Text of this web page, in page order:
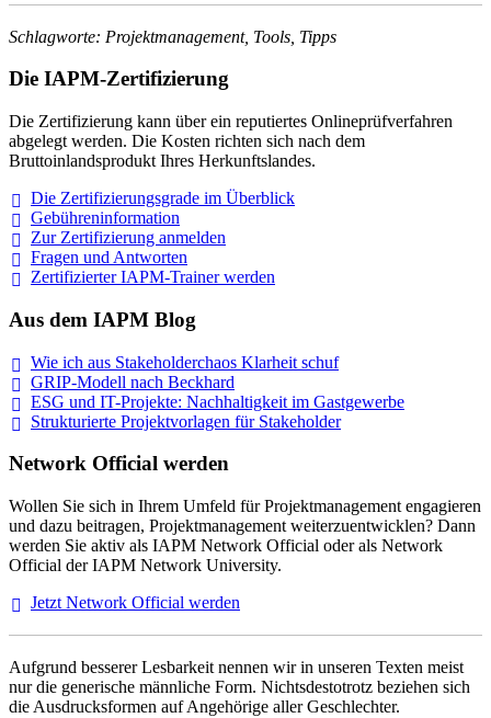
Schlagworte: Projektmanagement, Tools, Tipps
Die IAPM-Zertifizierung
Die Zertifizierung kann über ein reputiertes Onlineprüfverfahren
abgelegt werden. Die Kosten richten sich nach dem
Bruttoinlandsprodukt Ihres Herkunftslandes.
Die Zertifizierungsgrade im Überblick
Gebühreninformation
Zur Zertifizierung anmelden
Fragen und Antworten
Zertifizierter IAPM-Trainerwerden
Aus dem IAPM Blog
Wie ich aus Stakeholderchaos Klarheit schuf
GRIP-Modell nach Beckhard
ESG und IT-Projekte: Nachhaltigkeit im Gastgewerbe
Strukturierte Projektvorlagen für Stakeholder
Network Official werden
Wollen Sie sich in Ihrem Umfeld für Projektmanagement engagieren
und dazu beitragen, Projektmanagement weiterzuentwicklen? Dann
werden Sie aktiv als IAPM Network Official oder als Network
Official der IAPM Network University.
Jetzt Network Official werden
Aufgrund besserer Lesbarkeit nennen wir in unseren Texten meist
nur die generische männliche Form. Nichtsdestotrotz beziehen sich
die Ausdrucksformen auf Angehörige aller Geschlechter.